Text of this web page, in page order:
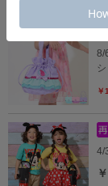
8/
￥
4/